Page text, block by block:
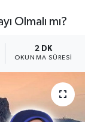
Olmalı mı?
2 DK
OKUNMA SÜRESI